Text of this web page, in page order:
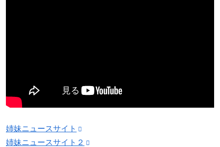
姉妹ニュースサイト
姉妹ニュースサイト２